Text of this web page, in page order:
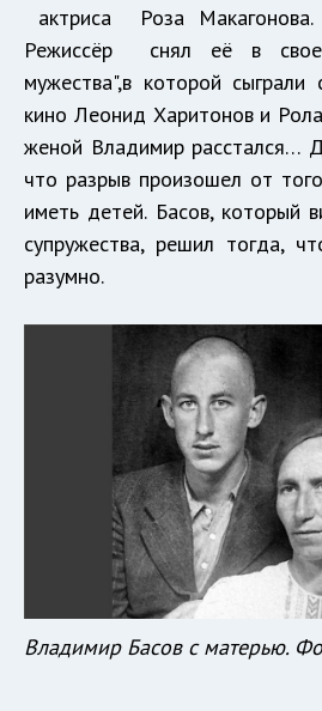
актриса Роза
Режиссёр снял её в
мужества",в которой
кино Леонид Харитонов и
женой Владимир расстался…
что разрыв произошел от
иметь детей. Басов, который
супружества, решил тогда,
разумно.
Владимир Басов с матерью.